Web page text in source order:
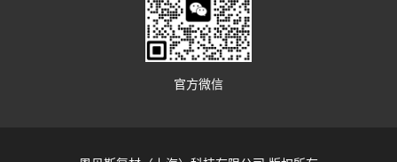
官方微信